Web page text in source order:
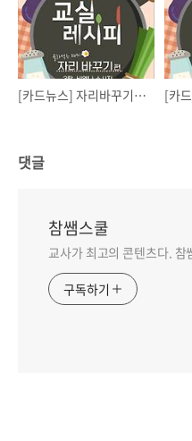
[카드뉴스] 자리바꾸기 3탄
댓글
참쌤스쿨
교사가 최고의 콘텐츠다. 참
구독하기